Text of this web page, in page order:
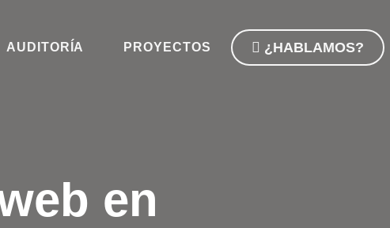
AUDITORÍA PROYECTOS ¿HABLAMOS?
en